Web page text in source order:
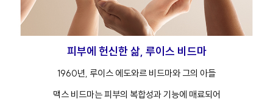
피부에 헌신한 삶, 루이스 비드마
1960년, 루이스 에도와르 비드마와 그의 아들
맥스 비드마는 피부의 복합성과 기능에 매료되어